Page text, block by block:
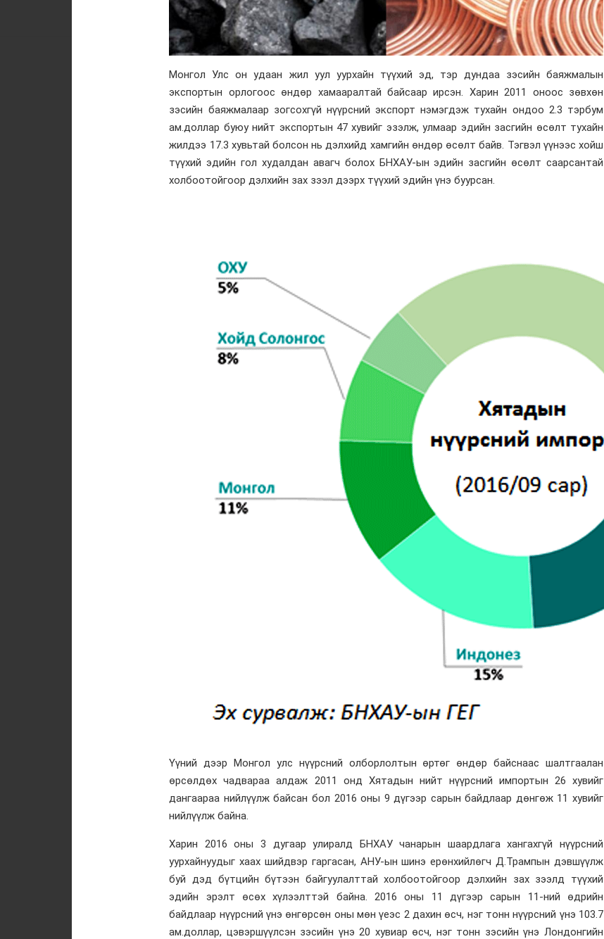
Монгол Улс он удаан жил уул уурхайн түүхий эд, тэр дундаа зэсийн баяжмалын
экспортын орлогоос өндөр хамааралтай байсаар ирсэн. Харин 2011 оноос зөвхөн
зэсийн баяжмалаар зогсохгүй нүүрсний экспорт нэмэгдэж тухайн ондоо 2.3 тэрбум
ам.доллар буюу нийт экспортын 47 хувийг эзэлж, улмаар эдийн засгийн өсөлт тухайн
жилдээ 17.3 хувьтай болсон нь дэлхийд хамгийн өндөр өсөлт байв. Тэгвэл үүнээс хойш
түүхий эдийн гол худалдан авагч болох БНХАУ-ын эдийн засгийн өсөлт саарсантай
холбоотойгоор дэлхийн зах зээл дээрх түүхий эдийн үнэ буурсан.
Үүний дээр Монгол улс нүүрсний олборлолтын өртөг өндөр байснаас шалтгаалан
өрсөлдөх чадвараа алдаж 2011 онд Хятадын нийт нүүрсний импортын 26 хувийг
дангаараа нийлүүлж байсан бол 2016 оны 9 дүгээр сарын байдлаар дөнгөж 11 хувийг
нийлүүлж байна.
Харин 2016 оны 3 дугаар улиралд БНХАУ чанарын шаардлага хангахгүй нүүрсний
уурхайнуудыг хаах шийдвэр гаргасан, АНУ-ын шинэ ерөнхийлөгч Д.Трампын дэвшүүлж
буй дэд бүтцийн бүтээн байгуулалттай холбоотойгоор дэлхийн зах зээлд түүхий
эдийн эрэлт өсөх хүлээлттэй байна. 2016 оны 11 дүгээр сарын 11-ний өдрийн
байдлаар нүүрсний үнэ өнгөрсөн оны мөн үеэс 2 дахин өсч, нэг тонн нүүрсний үнэ 103.7
ам.доллар, цэвэршүүлсэн зэсийн үнэ 20 хувиар өсч, нэг тонн зэсийн үнэ Лондонгийн